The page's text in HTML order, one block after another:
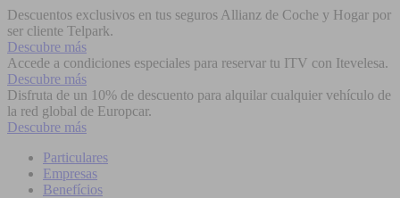
Descuentos exclusivos en tus seguros Allianz de Coche y Hogar por
ser cliente Telpark.
Descubre más
Accede a condiciones especiales para reservar tu ITV con Itevelesa.
Descubre más
Disfruta de un 10% de descuento para alquilar cualquier vehículo de
la red global de Europcar.
Descubre más
Particulares
Empresas
Benefícios